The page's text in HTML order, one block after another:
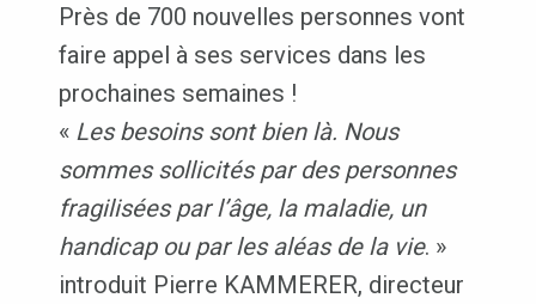
Près de 700 nouvelles personnes vont
faire appel à ses services dans les
prochaines semaines !
« Les besoins sont bien là. Nous
sommes sollicités par des personnes
fragilisées par l’âge, la maladie, un
handicap ou par les aléas de la vie. »
introduit Pierre KAMMERER, directeur